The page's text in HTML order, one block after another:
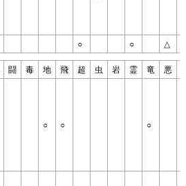
○ ○ △
闘 毒 地 飛 超 虫 岩 霊 竜 悪
○ ○ ○